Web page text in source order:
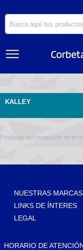
KALLEY
Producto sin inventario en el
NUESTRAS MARCAS
LINKS DE ÍNTERES
LEGAL
HORARIO DE